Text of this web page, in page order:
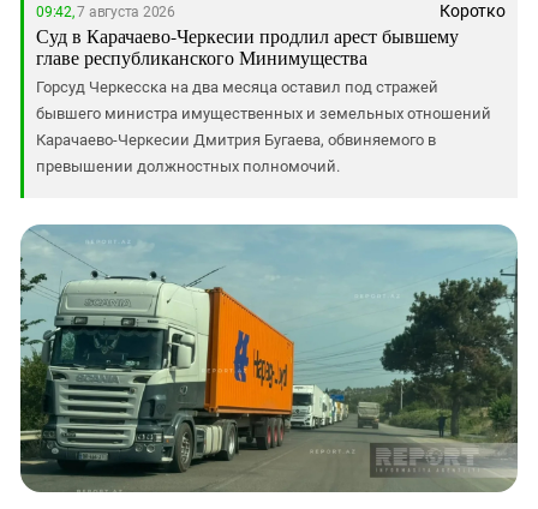
09:42,7 августа 2026 Коротко
Суд в Карачаево-Черкесии продлил арест бывшему
главе республиканского Минимущества
Горсуд Черкесска на два месяца оставил под стражей
бывшего министра имущественных и земельных отношений
Карачаево-Черкесии Дмитрия Бугаева, обвиняемого в
превышении должностных полномочий.